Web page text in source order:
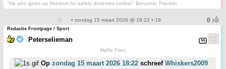
"He who gives up freedom for safety deserves neither" Benjamin Franklin
• zondag 15 maart 2026 @ 18:22 • 19
Redactie Frontpage / Sport
Peterselieman
Maffe Fries
Op zondag 15 maart 2026 18:22 schreef Whiskers2009